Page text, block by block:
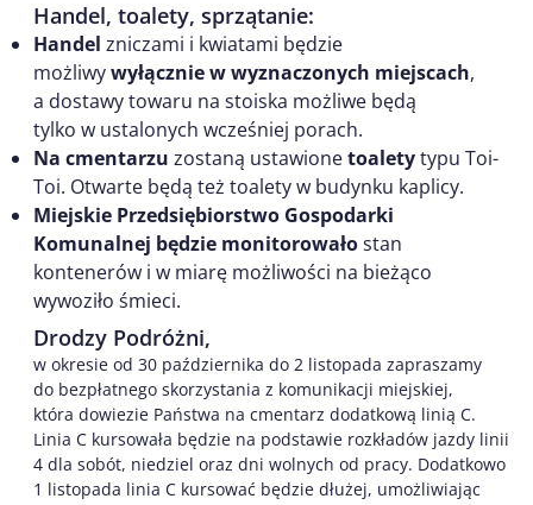
Handel, toalety, sprzątanie:
Handel zniczami i kwiatami będzie
możliwywyłącznie w wyznaczonych miejscach,
a dostawy towaru na stoiska możliwe będą
tylko w ustalonych wcześniej porach.
Na cmentarzu zostaną ustawionetoaletytypu Toi-
Toi. Otwarte będą też toalety w budynku kaplicy.
Miejskie Przedsiębiorstwo Gospodarki
Komunalnej będzie monitorowałostan
kontenerów i w miarę możliwości na bieżąco
wywoziło śmieci.
Drodzy Podróżni,
w okresie od 30 października do 2 listopada zapraszamy
do bezpłatnego skorzystania z komunikacji miejskiej,
która dowiezie Państwa na cmentarz dodatkową linią C.
Linia C kursowała będzie na podstawie rozkładów jazdy linii
4 dla sobót, niedziel oraz dni wolnych od pracy. Dodatkowo
1 listopada linia C kursować będzie dłużej, umożliwiając